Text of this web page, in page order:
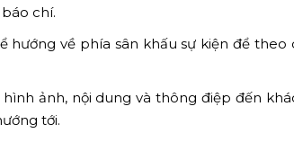
chí.
về phía sân khấu sự kiện để theo
ảnh, nội dung và thông điệp đến
tới.